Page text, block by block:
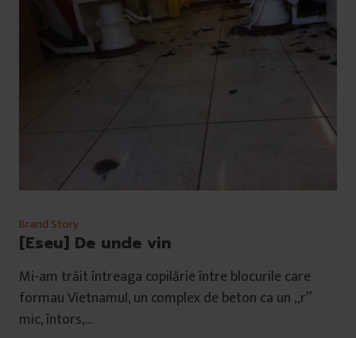
Brand Story
[Eseu] De unde vin
Mi-am trăit întreaga copilărie între blocurile care
formau Vietnamul, un complex de beton ca un „r”
mic, întors,…